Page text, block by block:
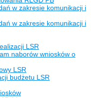
w zakresie komunikacji i
w zakresie komunikacji i
LSR
naborów wniosków o
LSR
budżetu LSR